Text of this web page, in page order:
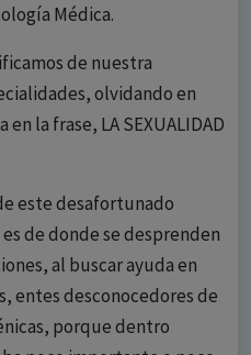
Médica.
de nuestra
olvidando en
la frase, LA SEXUALIDAD
este desafortunado
de donde se desprenden
al buscar ayuda en
entes desconocedores de
porque dentro